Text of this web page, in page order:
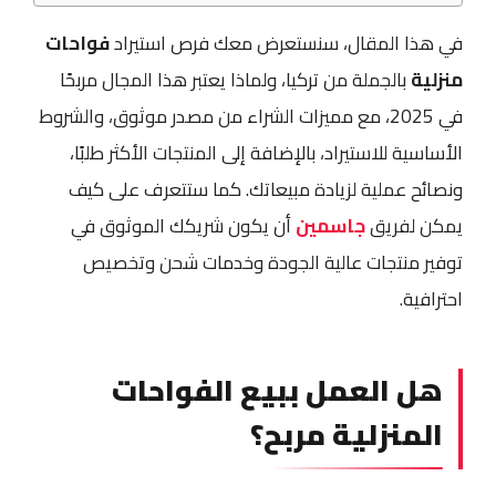
في هذا المقال، سنستعرض معك فرص استيرادفواحات
منزليةبالجملة من تركيا، ولماذا يعتبر هذا المجال مربحًا
في 2025، مع مميزات الشراء من مصدر موثوق، والشروط
الأساسية للاستيراد، بالإضافة إلى المنتجات الأكثر طلبًا،
ونصائح عملية لزيادة مبيعاتك. كما ستتعرف على كيف
يمكن لفريقجاسمينأن يكون شريكك الموثوق في
توفير منتجات عالية الجودة وخدمات شحن وتخصيص
احترافية.
هل العمل ببيع الفواحات
المنزلية مربح؟